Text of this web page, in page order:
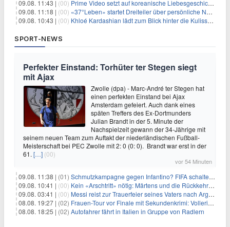
09.08. 11:43 | (00) Prime Video setzt auf koreanische Liebesgeschichte
09.08. 11:18 | (00) «37°Leben» startet Dreiteiler über persönliche Neuanfänge
09.08. 10:43 | (00) Khloé Kardashian lädt zum Blick hinter die Kulissen ihres Freundeskreises
SPORT-NEWS
Perfekter Einstand: Torhüter ter Stegen siegt
mit Ajax
Zwolle (dpa) - Marc-André ter Stegen hat
einen perfekten Einstand bei Ajax
Amsterdam gefeiert. Auch dank eines
späten Treffers des Ex-Dortmunders
Julian Brandt in der 5. Minute der
Nachspielzeit gewann der 34-Jährige mit
seinem neuen Team zum Auftakt der niederländischen Fußball-
Meisterschaft bei PEC Zwolle mit 2: 0 (0: 0). Brandt war erst in der
61. […] (00)
vor 54 Minuten
09.08. 11:38 | (01) Schmutzkampagne gegen Infantino? FIFA schaltet auf Angriff
09.08. 10:41 | (00) Kein «Arschtritt» nötig: Märtens und die Rückkehr nach Paris
09.08. 03:41 | (00) Messi reist zur Trauerfeier seines Vaters nach Argentinien
08.08. 19:27 | (02) Frauen-Tour vor Finale mit Sekundenkrimi: Vollering in Gelb
08.08. 18:25 | (02) Autofahrer fährt in Italien in Gruppe von Radlern